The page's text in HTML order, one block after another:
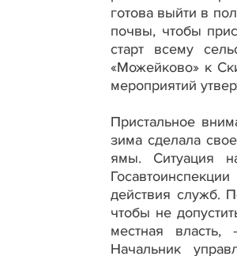
готова выйти в
почвы, чтобы
старт всему
«Можейково» к
мероприятий
Пристальное
зима сделала
ямы. Ситуация
действия служб.
чтобы не
местная
Начальник